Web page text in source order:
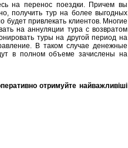
на перенос поездки. Причем вы
получить тур на более выгодных
привлекать клиентов. Многие
на аннуляции тура с возвратом
туры на другой период на
В таком случае денежные
в полном объеме зачислены на
отримуйте найважливіші